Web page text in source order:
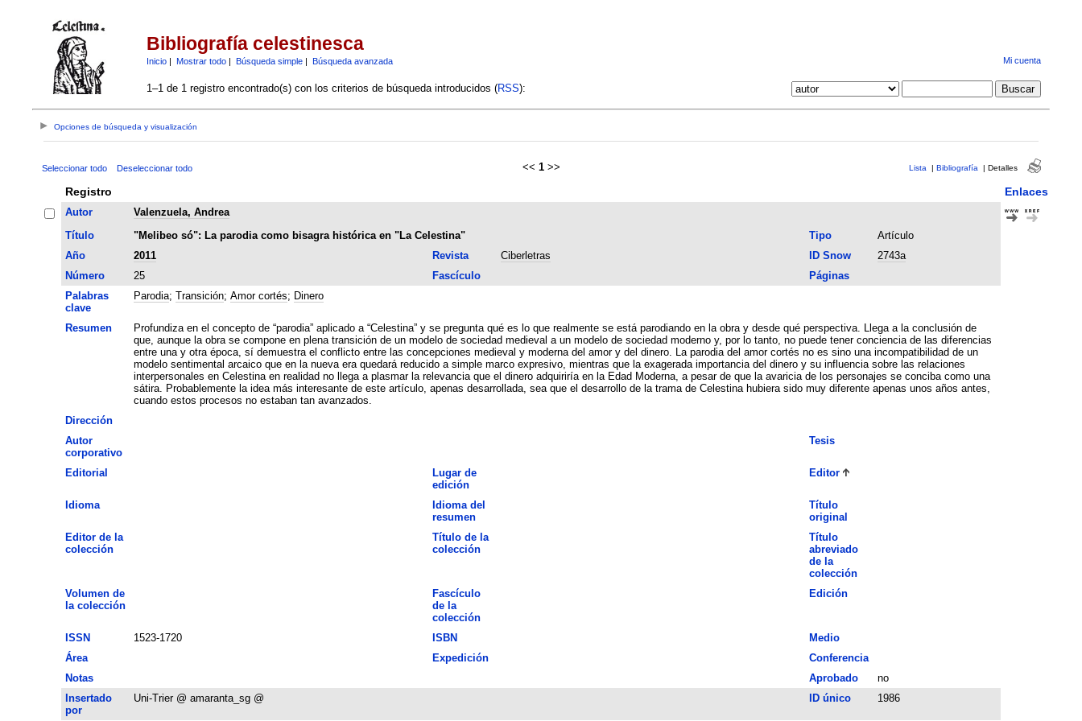
Bibliografía celestinesca
Inicio| Mostrar todo| Búsqueda simple| Búsqueda avanzada Mi cuenta
1–1 de 1 registro encontrado(s) con los criterios de búsqueda introducidos (RSS):
Opciones de búsqueda y visualización
Seleccionar todo Deseleccionar todo << 1 >> Lista | Bibliografía | Detalles
Registro Enlaces
Autor
Valenzuela, Andrea
Título
"Melibeo só": La parodia como bisagra histórica en "La Celestina" Tipo
Artículo
Año
2011 Revista Ciberletras ID Snow
2743a
Número
25 Fascículo
Páginas
Palabras
clave
Parodia; Transición; Amor cortés; Dinero
Resumen
Profundiza en el concepto de “parodia” aplicado a “Celestina” y se pregunta qué es lo que realmente se está parodiando en la obra y desde qué perspectiva. Llega a la conclusión de
que, aunque la obra se compone en plena transición de un modelo de sociedad medieval a un modelo de sociedad moderno y, por lo tanto, no puede tener conciencia de las diferencias
entre una y otra época, sí demuestra el conflicto entre las concepciones medieval y moderna del amor y del dinero. La parodia del amor cortés no es sino una incompatibilidad de un
modelo sentimental arcaico que en la nueva era quedará reducido a simple marco expresivo, mientras que la exagerada importancia del dinero y su influencia sobre las relaciones
interpersonales en Celestina en realidad no llega a plasmar la relevancia que el dinero adquiriría en la Edad Moderna, a pesar de que la avaricia de los personajes se conciba como una
sátira. Probablemente la idea más interesante de este artículo, apenas desarrollada, sea que el desarrollo de la trama de Celestina hubiera sido muy diferente apenas unos años antes,
cuando estos procesos no estaban tan avanzados.
Dirección
Autor
corporativo
Tesis
Editorial
Lugar de
edición
Editor
Idioma
Idioma del
resumen
Título
original
Editor de la
colección
Título de la
colección
Título
abreviado
de la
colección
Volumen de
la colección
Fascículo
de la
colección
Edición
ISSN 1523-1720 ISBN
Medio
Área
Expedición
Conferencia
Notas
Aprobado
no
Insertado
por
Uni-Trier @ amaranta_sg @ ID único 1986